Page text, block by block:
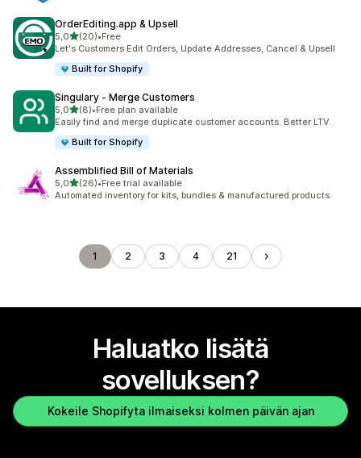
OrderEditing.app & Upsell
5,0/ 5 tähteä
(20)
20 arvostelua yhteensä
•Free
Let's Customers Edit Orders, Update Addresses, Cancel & Upsell
Built for Shopify
Singulary ‑ Merge Customers
5,0/ 5 tähteä
(8)
8 arvostelua yhteensä
•Free plan available
Easily find and merge duplicate customer accounts. Better LTV.
Built for Shopify
Assemblified Bill of Materials
5,0/ 5 tähteä
(26)
26 arvostelua yhteensä
•Free trial available
Automated inventory for kits, bundles & manufactured products.
1 2 3 4 21
Haluatko lisätä
sovelluksen?
Kokeile Shopifyta ilmaiseksi kolmen päivän ajan